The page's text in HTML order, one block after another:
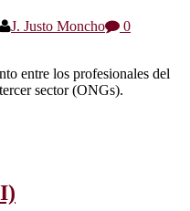
J. Justo Moncho
0
entre los profesionales del
sector (ONGs).